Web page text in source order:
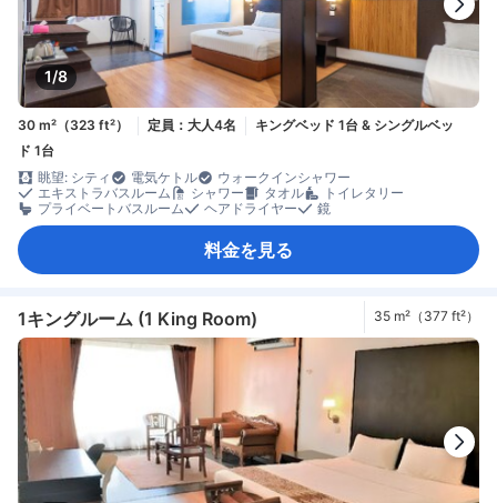
1/8
30 m²（323 ft²） 定員：大人4名
キングベッド 1台 & シングルベッ
ド 1台
眺望: シティ
電気ケトル
ウォークインシャワー
エキストラバスルーム
シャワー タオル
トイレタリー
プライベートバスルーム
ヘアドライヤー 鏡
料金を見る
1キングルーム (1 King Room) 35 m²（377 ft²）